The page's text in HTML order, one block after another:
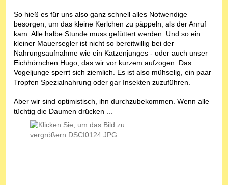
So hieß es für uns also ganz schnell alles Notwendige
besorgen, um das kleine Kerlchen zu päppeln, als der Anruf
kam. Alle halbe Stunde muss gefüttert werden. Und so ein
kleiner Mauersegler ist nicht so bereitwillig bei der
Nahrungsaufnahme wie ein Katzenjunges - oder auch unser
Eichhörnchen Hugo, das wir vor kurzem aufzogen. Das
Vogeljunge sperrt sich ziemlich. Es ist also mühselig, ein paar
Tropfen Spezialnahrung oder gar Insekten zuzuführen.
Aber wir sind optimistisch, ihn durchzubekommen. Wenn alle
tüchtig die Daumen drücken ...